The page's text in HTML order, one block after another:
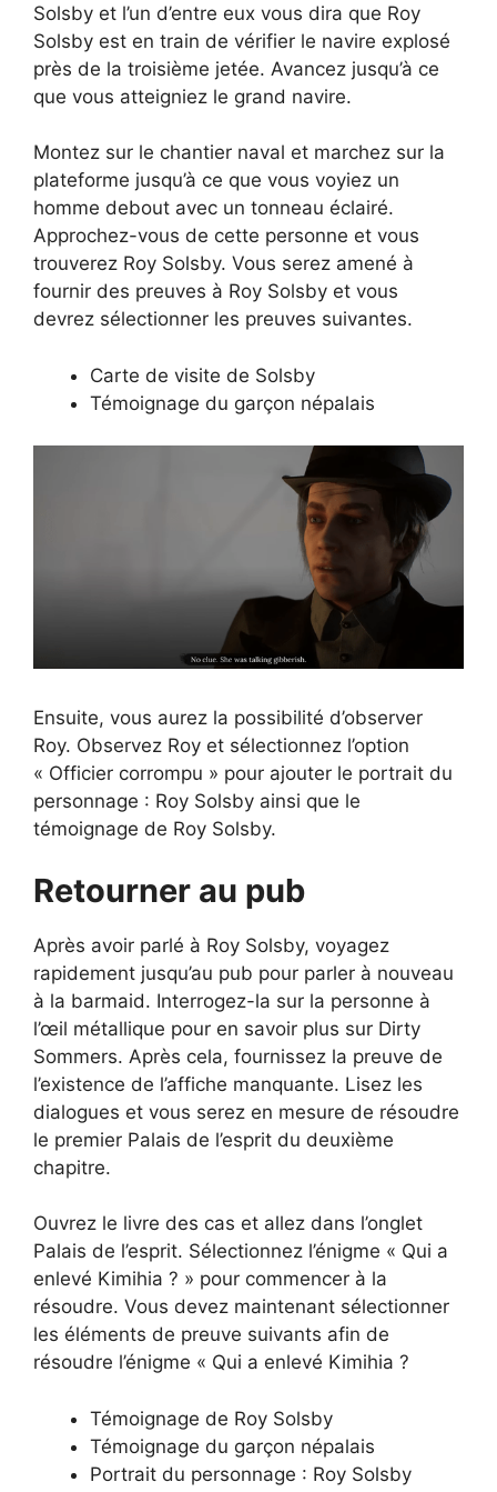
Solsby et l’un d’entre eux vous dira que Roy
Solsby est en train de vérifier le navire explosé
près de la troisième jetée. Avancez jusqu’à ce
que vous atteigniez le grand navire.
Montez sur le chantier naval et marchez sur la
plateforme jusqu’à ce que vous voyiez un
homme debout avec un tonneau éclairé.
Approchez-vous de cette personne et vous
trouverez Roy Solsby. Vous serez amené à
fournir des preuves à Roy Solsby et vous
devrez sélectionner les preuves suivantes.
Carte de visite de Solsby
Témoignage du garçon népalais
Ensuite, vous aurez la possibilité d’observer
Roy. Observez Roy et sélectionnez l’option
« Officier corrompu » pour ajouter le portrait du
personnage : Roy Solsby ainsi que le
témoignage de Roy Solsby.
Retourner au pub
Après avoir parlé à Roy Solsby, voyagez
rapidement jusqu’au pub pour parler à nouveau
à la barmaid. Interrogez-la sur la personne à
l’œil métallique pour en savoir plus sur Dirty
Sommers. Après cela, fournissez la preuve de
l’existence de l’affiche manquante. Lisez les
dialogues et vous serez en mesure de résoudre
le premier Palais de l’esprit du deuxième
chapitre.
Ouvrez le livre des cas et allez dans l’onglet
Palais de l’esprit. Sélectionnez l’énigme « Qui a
enlevé Kimihia ? » pour commencer à la
résoudre. Vous devez maintenant sélectionner
les éléments de preuve suivants afin de
résoudre l’énigme « Qui a enlevé Kimihia ?
Témoignage de Roy Solsby
Témoignage du garçon népalais
Portrait du personnage : Roy Solsby